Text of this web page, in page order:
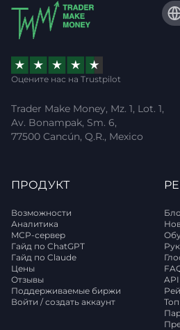
Оцените нас на Trustpilot
Trader Make Money, Mz. 1, Lot. 1,
Av. Bonampak, Sm. 6,
77500 Cancún, Q.R., Mexico
ПРОДУКТ
Возможности
Аналитика
MCP-сервер
Гайд по ChatGPT
Гайд по Claude
Цены
Отзывы
Поддерживаемые биржи
Войти / создать аккаунт